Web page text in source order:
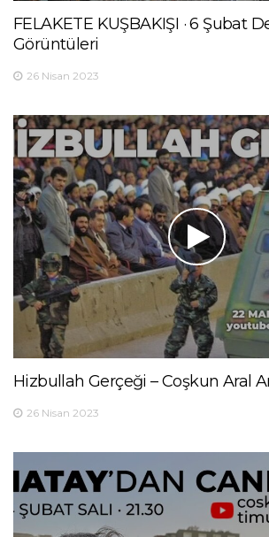
FELAKETE KUŞBAKIŞI · 6 Şubat
Görüntüleri
26 Nisan 2023
Hizbullah Gerçeği – Coşkun Aral
26 Nisan 2023